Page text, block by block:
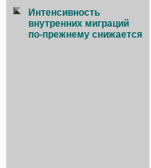
Интенсивность
внутренних миграций
по-прежнему снижается